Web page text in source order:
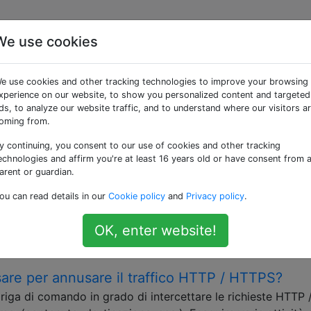
«proxy»
nelle connessioni tra un client e un server.
i comandi nel Terminale come youtube-dl?
eseguendo questo comando: ssh -D 12345
posso approfittarne nella riga di comando.
Come posso …
per annusare il traffico HTTP / HTTPS?
di comando in grado di intercettare le richieste HTTP /
use cookies
use cookies and other tracking technologies to improve your browsing
on our website, to show you personalized content and targeted
to analyze our website traffic, and to understand where our visitors
from.
continuing, you consent to our use of cookies and other tracking
and affirm you're at least 16 years old or have consent from a
or guardian.
can read details in our Cookie policy and Privacy policy.
OK, enter website!